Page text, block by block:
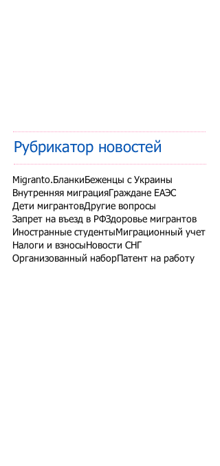
Рубрикатор новостей
Migranto.Бланки Беженцы с Украины
Внутренняя миграция Граждане ЕАЭС
Дети мигрантовДругие вопросы
Запрет на въезд в РФЗдоровье мигрантов
Иностранные студенты Миграционный учет
Налоги и взносы Новости СНГ
Организованный набор Патент на работу